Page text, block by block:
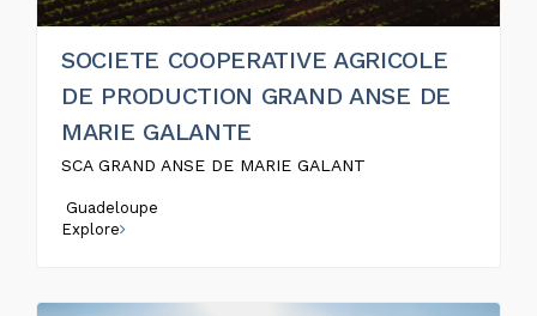
SOCIETE COOPERATIVE AGRICOLE
DE PRODUCTION GRAND ANSE DE
MARIE GALANTE
SCA GRAND ANSE DE MARIE GALANT
Guadeloupe
Explore